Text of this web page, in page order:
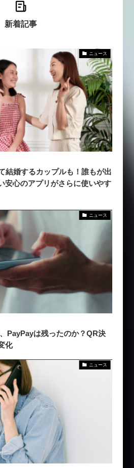
新着記事
ニュース
結婚するカップルも！誰もが出
安心のアプリがさらに使いやす
ニュース
PayPayは残ったのか？QR決
化
ニュース